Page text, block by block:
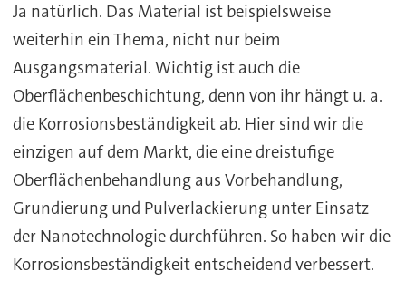
Ja natürlich. Das Material ist beispielsweise
weiterhin ein Thema, nicht nur beim
Ausgangsmaterial. Wichtig ist auch die
Oberflächenbeschichtung, denn von ihr hängt u. a.
die Korrosionsbeständigkeit ab. Hier sind wir die
einzigen auf dem Markt, die eine dreistufige
Oberflächenbehandlung aus Vorbehandlung,
Grundierung und Pulverlackierung unter Einsatz
der Nanotechnologie durchführen. So haben wir die
Korrosionsbeständigkeit entscheidend verbessert.